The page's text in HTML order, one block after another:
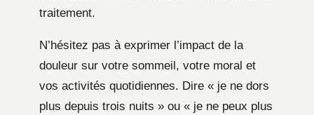
traitement.
N’hésitez pas à exprimer l’impact de la
douleur sur votre sommeil, votre moral et
vos activités quotidiennes. Dire « je ne dors
plus depuis trois nuits » ou « je ne peux plus